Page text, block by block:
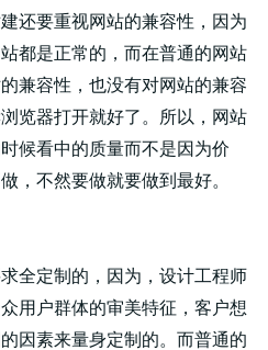
还要重视网站的兼容性，因为
都是正常的，而在普通的网站
兼容性，也没有对网站的兼容
览器打开就好了。所以，网站
候看中的质量而不是因为价
，不然要做就要做到最好。
全定制的，因为，设计工程师
用户群体的审美特征，客户想
因素来量身定制的。而普通的